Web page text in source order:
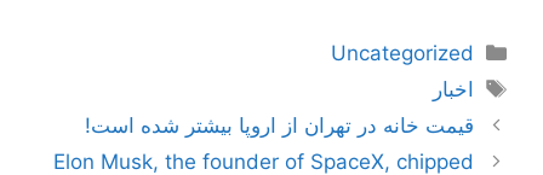
دسته‌ها
Uncategorized
برچسب‌ها
اخبار
ناوبری
نوشته‌ها
قیمت خانه در تهران از اروپا بیشتر شده است!
Elon Musk, the founder of SpaceX, chipped